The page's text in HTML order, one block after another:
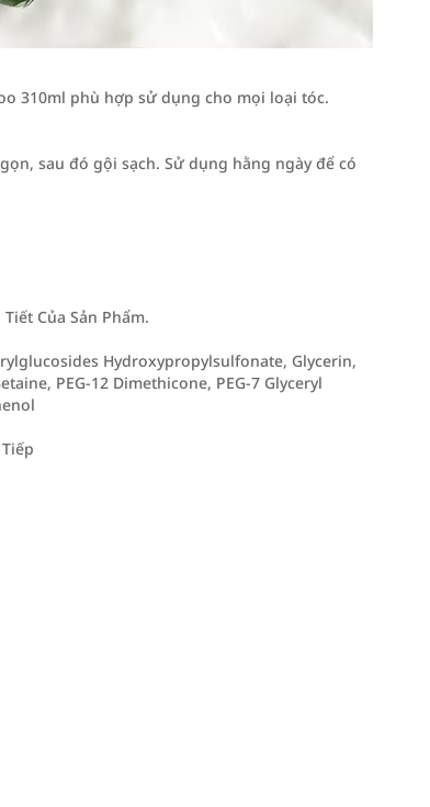
310ml phù hợp sử dụng cho mọi loại tóc.
sau đó gội sạch. Sử dụng hằng ngày để có
Của Sản Phẩm.
Hydroxypropylsulfonate, Glycerin,
PEG-12 Dimethicone, PEG-7 Glyceryl